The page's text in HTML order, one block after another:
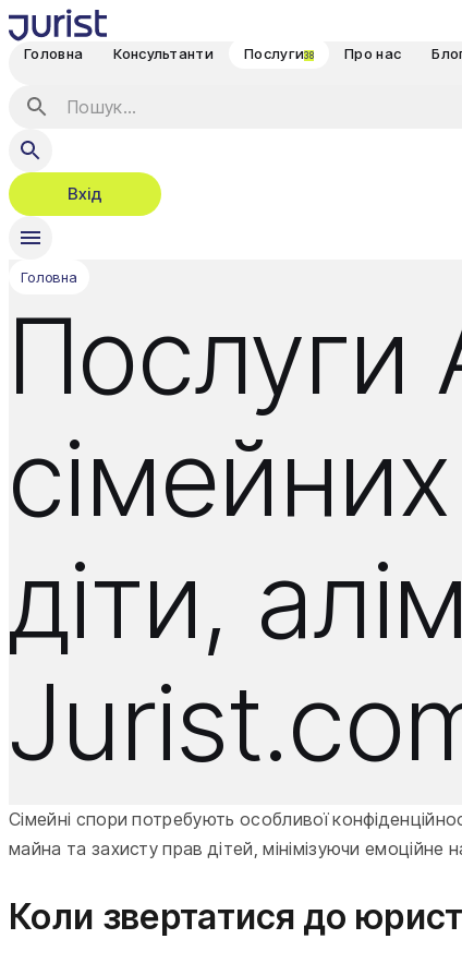
Головна Консультанти Послуги38 Про нас
Вхід
Головна
Послуги
діти,
Сімейні спори потребують особливої
майна та захисту прав дітей, мінімізуючи емоційне
Коли звертатися до